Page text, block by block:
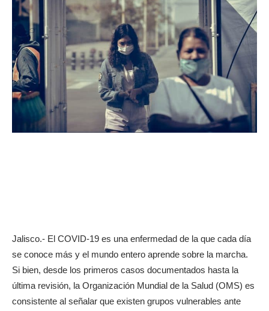
Jalisco.- El COVID-19 es una enfermedad de la que cada día
se conoce más y el mundo entero aprende sobre la marcha.
Si bien, desde los primeros casos documentados hasta la
última revisión, la Organización Mundial de la Salud (OMS) es
consistente al señalar que existen grupos vulnerables ante